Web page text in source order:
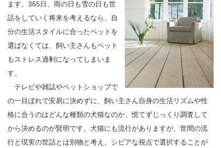
ます。365日、雨の日も雪の日も世
話をしていく将来を考えるなら、自
分の生活スタイルに合ったペットを
選ばなくては、飼い主さんもペット
もストレス過剰になってしまいま
す。
テレビや雑誌やペットショップで
の一目ぼれで安易に決めずに、飼い主さん自身の生活リズムや性
格に合うのはどんな種類の犬猫なのか、慌てずじっくり調査して
から決めるのが賢明です。犬猫にも流行がありますが、世間の流
行と現実の世話とは別物と考え、シビアな視点で選択することが